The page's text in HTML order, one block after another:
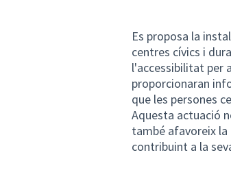
Es proposa la
centres cívics i
l'accessibilitat per
proporcionaran
que les persones
Aquesta actuació
també afavoreix la
contribuint a la